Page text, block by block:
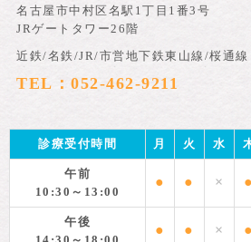
名古屋市中村区名駅1丁目1番3号
JRゲートタワー26階
近鉄/名鉄/JR/市営地下鉄東山線/桜通線
TEL：052-462-9211
診療受付時間 月 火 水
午前
10:30～13:00
● ● × ●
午後
● ● × ●